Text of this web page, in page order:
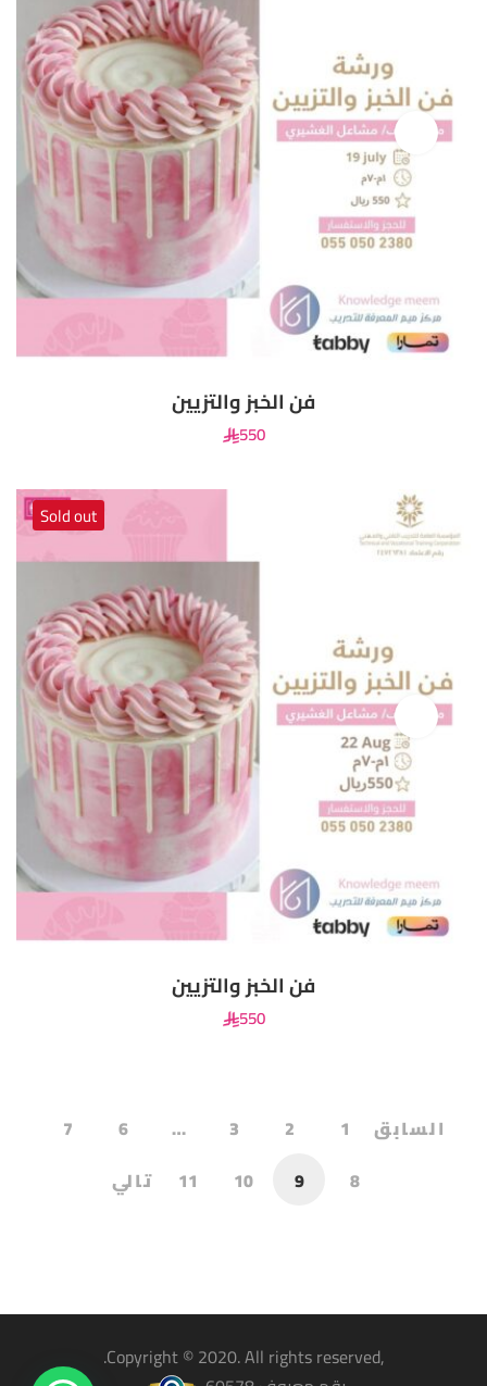
فن الخبز والتزيين
550
Sold out
فن الخبز والتزيين
550
السابق 1
2
3
…
6
7
8
9
10
11 تالي
,Copyright © 2020. All rights reserved.